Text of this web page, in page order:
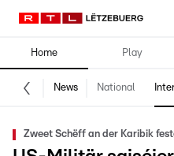
Home Play
News National
Zweet Schëff an der Karibik